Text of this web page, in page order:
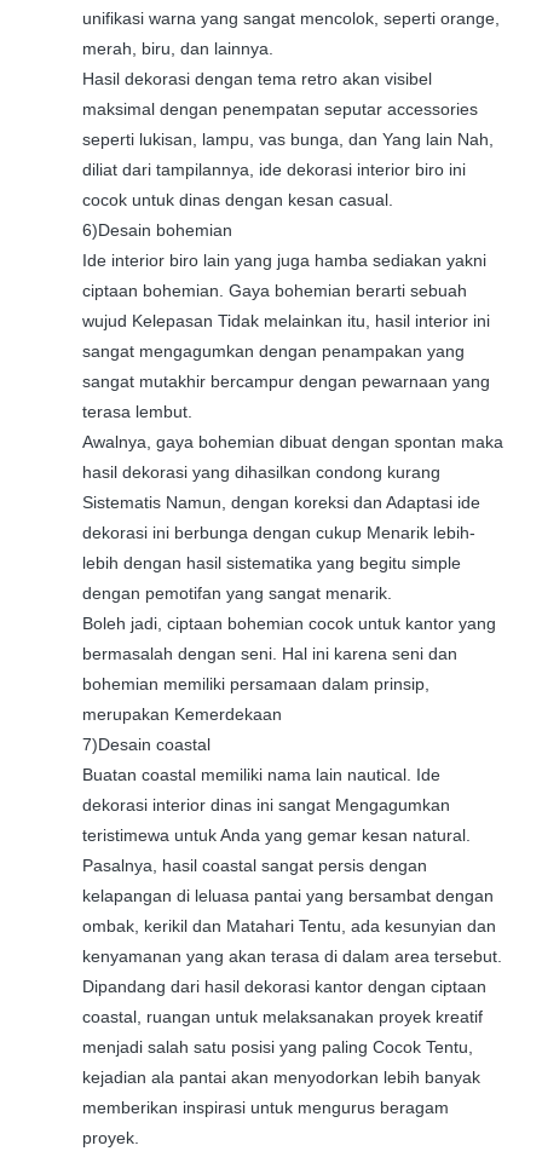
unifikasi warna yang sangat mencolok, seperti orange,
merah, biru, dan lainnya.
Hasil dekorasi dengan tema retro akan visibel
maksimal dengan penempatan seputar accessories
seperti lukisan, lampu, vas bunga, dan Yang lain Nah,
diliat dari tampilannya, ide dekorasi interior biro ini
cocok untuk dinas dengan kesan casual.
6)Desain bohemian
Ide interior biro lain yang juga hamba sediakan yakni
ciptaan bohemian. Gaya bohemian berarti sebuah
wujud Kelepasan Tidak melainkan itu, hasil interior ini
sangat mengagumkan dengan penampakan yang
sangat mutakhir bercampur dengan pewarnaan yang
terasa lembut.
Awalnya, gaya bohemian dibuat dengan spontan maka
hasil dekorasi yang dihasilkan condong kurang
Sistematis Namun, dengan koreksi dan Adaptasi ide
dekorasi ini berbunga dengan cukup Menarik lebih-
lebih dengan hasil sistematika yang begitu simple
dengan pemotifan yang sangat menarik.
Boleh jadi, ciptaan bohemian cocok untuk kantor yang
bermasalah dengan seni. Hal ini karena seni dan
bohemian memiliki persamaan dalam prinsip,
merupakan Kemerdekaan
7)Desain coastal
Buatan coastal memiliki nama lain nautical. Ide
dekorasi interior dinas ini sangat Mengagumkan
teristimewa untuk Anda yang gemar kesan natural.
Pasalnya, hasil coastal sangat persis dengan
kelapangan di leluasa pantai yang bersambat dengan
ombak, kerikil dan Matahari Tentu, ada kesunyian dan
kenyamanan yang akan terasa di dalam area tersebut.
Dipandang dari hasil dekorasi kantor dengan ciptaan
coastal, ruangan untuk melaksanakan proyek kreatif
menjadi salah satu posisi yang paling Cocok Tentu,
kejadian ala pantai akan menyodorkan lebih banyak
memberikan inspirasi untuk mengurus beragam
proyek.